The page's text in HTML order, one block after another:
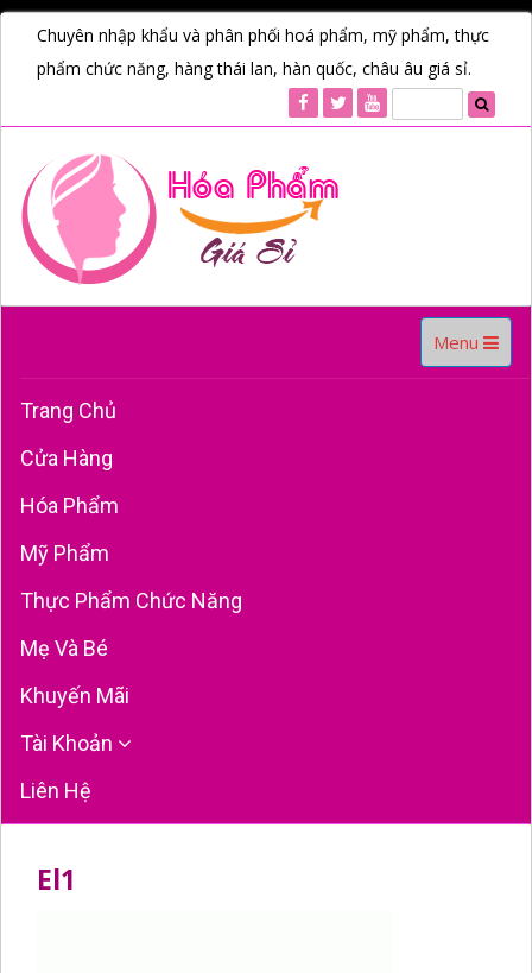
Chuyên nhập khẩu và phân phối hoá phẩm, mỹ phẩm, thực
phẩm chức năng, hàng thái lan, hàn quốc, châu âu giá sỉ.
Toggle
navigation
Menu
Trang Chủ
Cửa Hàng
Hóa Phẩm
Mỹ Phẩm
Thực Phẩm Chức Năng
Mẹ Và Bé
Khuyến Mãi
Tài Khoản
Liên Hệ
El1